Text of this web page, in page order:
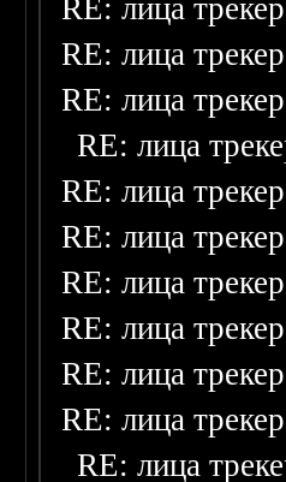
RE: лица
RE: лица
RE: лица
RE: лица
RE: лица
RE: лица
RE: лица
RE: лица
RE: лица
RE: лица
RE: лица